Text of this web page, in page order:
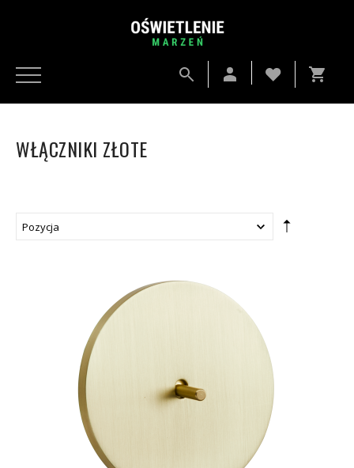
WŁĄCZNIKI ZŁOTE